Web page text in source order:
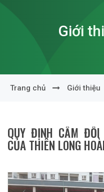
Giới
Trang chủ Giới thiệu
QUY ĐỊNH CẤM
CỦA THIÊN LONG